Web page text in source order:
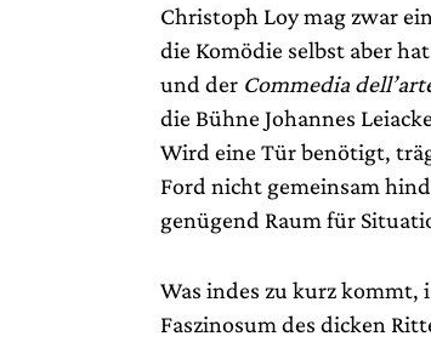
Christoph Loy mag zwar
die Komödie selbst aber
und der Commedia
die Bühne Johannes
Wird eine Tür benötigt,
Ford nicht gemeinsam
genügend Raum für
Was indes zu kurz kommt,
Faszinosum des dicken